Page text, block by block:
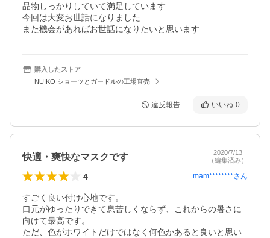
品物しっかりしていて満足しています
今回は大変お世話になりました
また機会があればお世話になりたいと思います
購入したストア
NUIKO ショーツとガードルの工場直売
違反報告 いいね 0
快適・爽快なマスクです
2020/7/13
（編集済み）
4 mam********さん
すごく良い付け心地です。
口元がゆったりできて息苦しくならず、これからの暑さに
向けて最高です。
ただ、色がホワイトだけではなく何色かあると良いと思い